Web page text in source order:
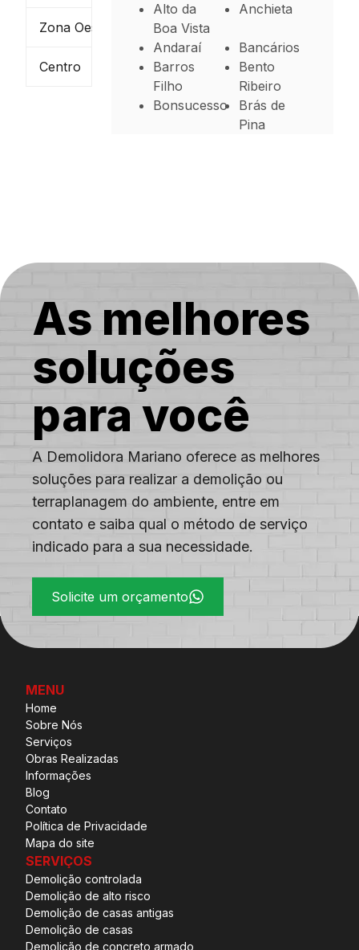
Zona Oeste
Centro
Alto da
Boa Vista
Anchieta
Andaraí
Bancários
Barros
Filho
Bento
Ribeiro
Bonsucesso
Brás de
Pina
Colégio
Complexo
Cordovil
Barros
As melhores
soluções
para você
A Demolidora Mariano oferece as melhores
soluções para realizar a demolição ou
terraplanagem do ambiente, entre em
contato e saiba qual o método de serviço
indicado para a sua necessidade.
Solicite um orçamento
MENU
Home
Sobre Nós
Serviços
Obras Realizadas
Informações
Blog
Contato
Política de Privacidade
Mapa do site
SERVIÇOS
Demolição controlada
Demolição de alto risco
Demolição de casas antigas
Demolição de casas
Demolição de concreto armado